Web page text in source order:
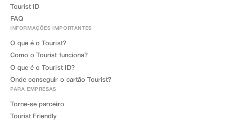
Tourist ID
FAQ
INFORMAÇÕES IMPORTANTES
O que é o Tourist?
Como o Tourist funciona?
O que é o Tourist ID?
Onde conseguir o cartão Tourist?
PARA EMPRESAS
Torne-se parceiro
Tourist Friendly